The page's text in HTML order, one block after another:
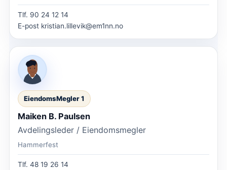
Tlf. 90 24 12 14
E-post kristian.lillevik@em1nn.no
EiendomsMegler 1
Maiken B. Paulsen
Avdelingsleder / Eiendomsmegler
Hammerfest
Tlf. 48 19 26 14